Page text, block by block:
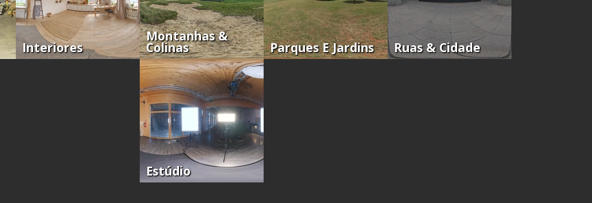
Interiores
Montanhas &
Colinas Parques E Jardins Ruas & Cidade
Estúdio